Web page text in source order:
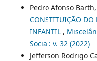
Pedro Afonso Barth,
CONSTITUIÇÃO DO
INFANTIL ,
Social: v. 32 (2022)
Jefferson Rodrigo